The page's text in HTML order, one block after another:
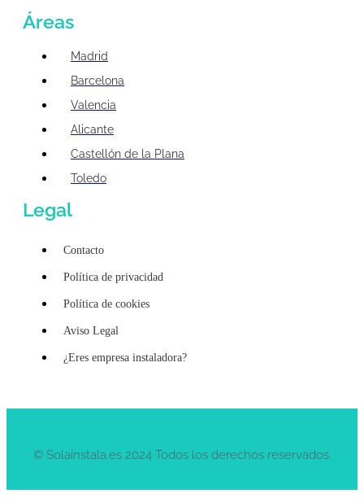
Áreas
Madrid
Barcelona
Valencia
Alicante
Castellón de la Plana
Toledo
Legal
Contacto
Política de privacidad
Política de cookies
Aviso Legal
¿Eres empresa instaladora?
© Solainstala.es 2024 Todos los derechos reservados.